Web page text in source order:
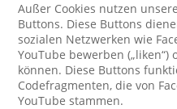
Außer Cookies nutzen
Buttons. Diese Buttons
sozialen Netzwerken wie
YouTube bewerben („liken“)
können. Diese Buttons
Codefragmenten, die von
YouTube stammen.